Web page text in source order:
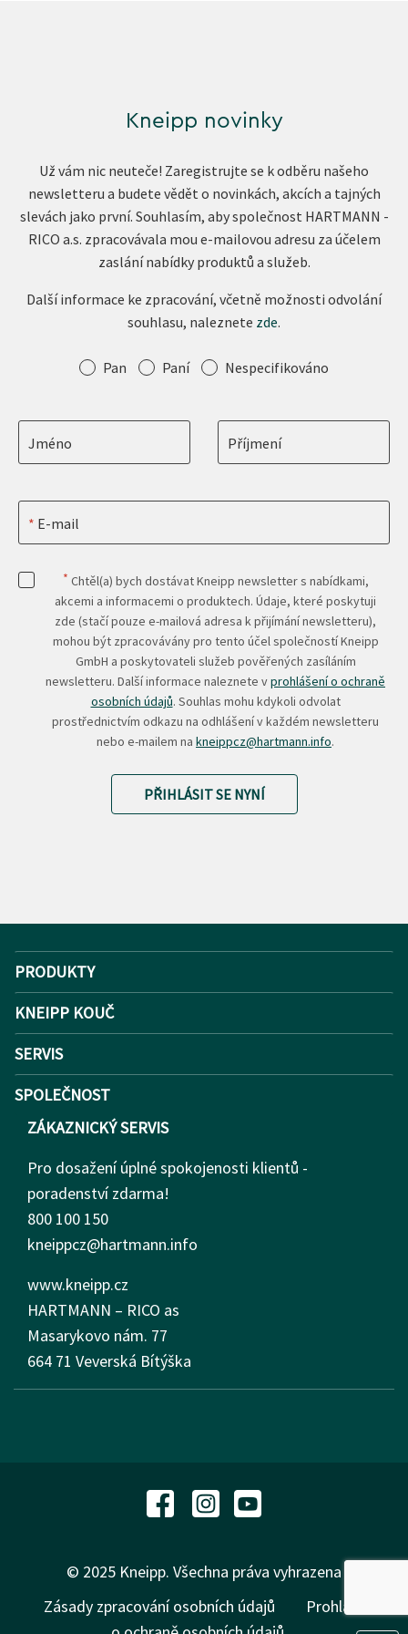
Kneipp novinky
Už vám nic neuteče! Zaregistrujte se k odběru našeho
newsletteru a budete vědět o novinkách, akcích a tajných
slevách jako první. Souhlasím, aby společnost HARTMANN -
RICO a.s. zpracovávala mou e-mailovou adresu za účelem
zaslání nabídky produktů a služeb.
Další informace ke zpracování, včetně možnosti odvolání
souhlasu, naleznete zde.
Oslovení Pan Paní Nespecifikováno
Jméno Příjmení
E-mail
* Chtěl(a) bych dostávat Kneipp newsletter s nabídkami,
akcemi a informacemi o produktech. Údaje, které poskytuji
zde (stačí pouze e-mailová adresa k přijímání newsletteru),
mohou být zpracovávány pro tento účel společností Kneipp
GmbH a poskytovateli služeb pověřených zasíláním
newsletteru. Další informace naleznete vprohlášení o ochraně
osobních údajů. Souhlas mohu kdykoli odvolat
prostřednictvím odkazu na odhlášení v každém newsletteru
nebo e-mailem na kneippcz@hartmann.info.
PŘIHLÁSIT SE NYNÍ
PRODUKTY
KNEIPP KOUČ
SERVIS
SPOLEČNOST
ZÁKAZNICKÝ SERVIS
Pro dosažení úplné spokojenosti klientů -
poradenství zdarma!
800 100 150
kneippcz@hartmann.info
www.kneipp.cz
HARTMANN – RICO as
Masarykovo nám. 77
664 71 Veverská Bítýška
© 2025 Kneipp. Všechna práva vyhrazena
Zásady zpracování osobních údajů
Prohlášení